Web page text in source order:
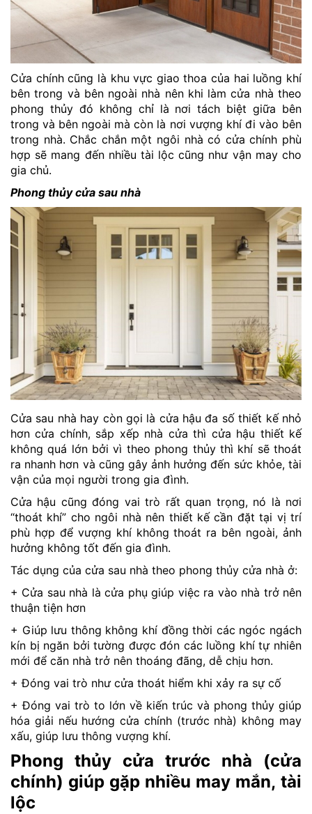
Cửa chính cũng là khu vực giao thoa của hai luồng khí
bên trong và bên ngoài nhà nên khi làm cửa nhà theo
phong thủy đó không chỉ là nơi tách biệt giữa bên
trong và bên ngoài mà còn là nơi vượng khí đi vào bên
trong nhà. Chắc chắn một ngôi nhà có cửa chính phù
hợp sẽ mang đến nhiều tài lộc cũng như vận may cho
gia chủ.
Phong thủy cửa sau nhà
Cửa sau nhà hay còn gọi là cửa hậu đa số thiết kế nhỏ
hơn cửa chính, sắp xếp nhà cửa thì cửa hậu thiết kế
không quá lớn bởi vì theo phong thủy thì khí sẽ thoát
ra nhanh hơn và cũng gây ảnh hưởng đến sức khỏe, tài
vận của mọi người trong gia đình.
Cửa hậu cũng đóng vai trò rất quan trọng, nó là nơi
“thoát khí” cho ngôi nhà nên thiết kế cần đặt tại vị trí
phù hợp để vượng khí không thoát ra bên ngoài, ảnh
hưởng không tốt đến gia đình.
Tác dụng của cửa sau nhà theo phong thủy cửa nhà ở:
+ Cửa sau nhà là cửa phụ giúp việc ra vào nhà trở nên
thuận tiện hơn
+ Giúp lưu thông không khí đồng thời các ngóc ngách
kín bị ngăn bởi tường được đón các luồng khí tự nhiên
mới để căn nhà trở nên thoáng đãng, dễ chịu hơn.
+ Đóng vai trò như cửa thoát hiểm khi xảy ra sự cố
+ Đóng vai trò to lớn về kiến trúc và phong thủy giúp
hóa giải nếu hướng cửa chính (trước nhà) không may
xấu, giúp lưu thông vượng khí.
Phong thủy cửa trước nhà (cửa
chính) giúp gặp nhiều may mắn, tài
lộc